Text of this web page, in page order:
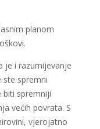
planom
je i razumijevanje
ste spremni
biti spremniji
većih povrata. S
vjerojatno